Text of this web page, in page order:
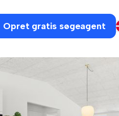
Opret gratis søgeagent